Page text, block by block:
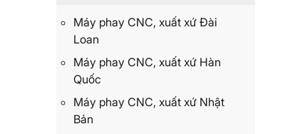
Máy phay CNC, xuất xứ Đài
Loan
Máy phay CNC, xuất xứ Hàn
Quốc
Máy phay CNC, xuất xứ Nhật
Bản